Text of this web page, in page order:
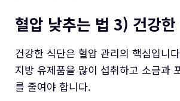
혈압 낮추는 법 3) 건강
건강한 식단은 혈압 관리의 핵심입니
지방 유제품을 많이 섭취하고 소금과
를 줄여야 합니다.